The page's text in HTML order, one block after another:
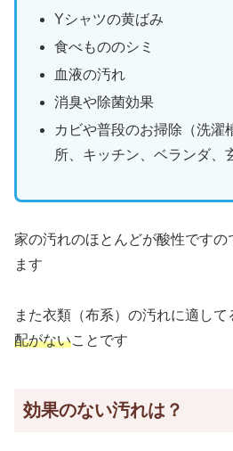
Yシャツの黄ばみ
食べもののシミ
血液の汚れ
消臭や除菌効果
カビや普段のお掃除（洗濯
所、キッチン、ベランダ、
家の汚れのほとんどが酸性ですの
ます
また衣類（布系）の汚れに適して
配がないことです
効果のない汚れは？